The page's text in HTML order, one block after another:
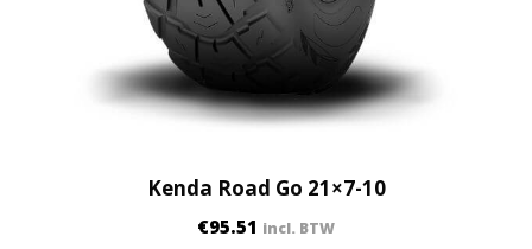
Kenda Road Go 21×7-10
€95.51 incl. BTW